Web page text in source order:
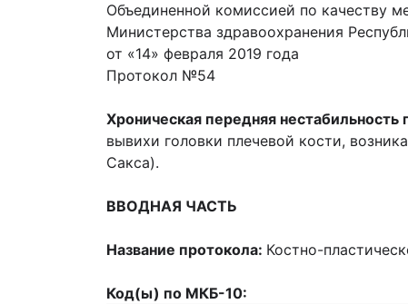
Объединенной комиссией по качеству
Министерства здравоохранения
от «14» февраля 2019 года
Протокол №54
Хроническая передняя
вывихи головки плечевой кости,
Сакса).
ВВОДНАЯ ЧАСТЬ
Название протокола: Костно-
Код(ы) по МКБ-10: